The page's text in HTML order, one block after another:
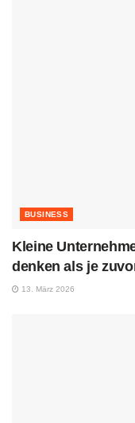
BUSINESS
Kleine
denken als je
13. März 2026